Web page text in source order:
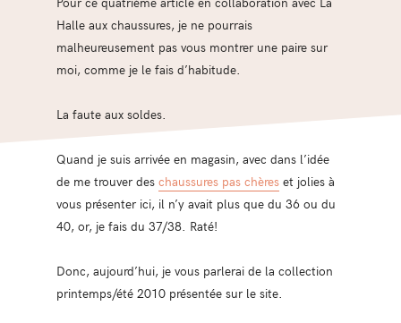
Halle aux chaussures, je ne pourrais
malheureusement pas vous montrer une paire sur
moi, comme je le fais d’habitude.
La faute aux soldes.
Quand je suis arrivée en magasin, avec dans l’idée
de me trouver des chaussures pas chèreset jolies à
vous présenter ici, il n’y avait plus que du 36 ou du
40, or, je fais du 37/38. Raté!
Donc, aujourd’hui, je vous parlerai de la collection
printemps/été 2010 présentée sur le site.